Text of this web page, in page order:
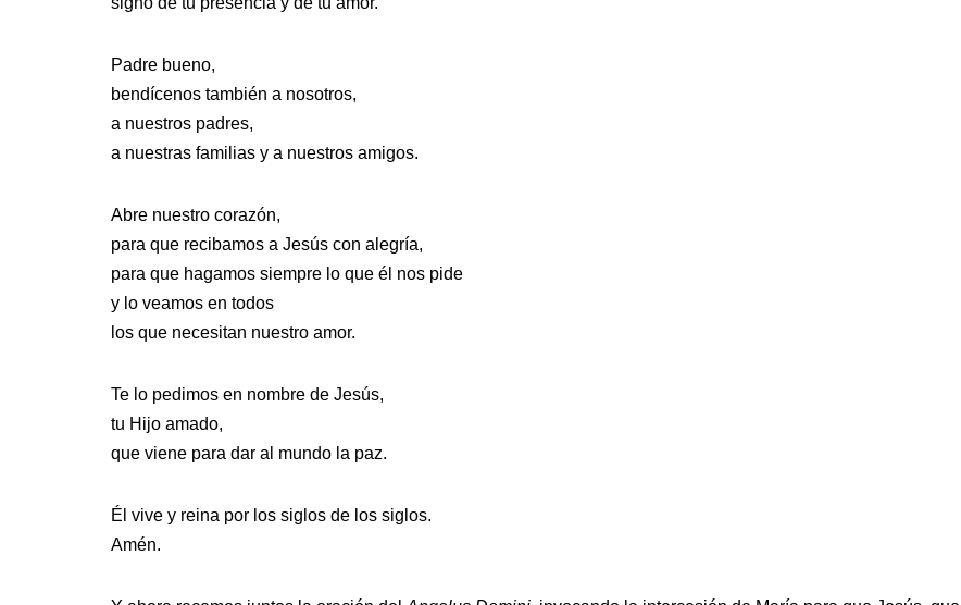
Padre bueno,
bendícenos también a nosotros,
a nuestros padres,
a nuestras familias y a nuestros amigos.
Abre nuestro corazón,
para que recibamos a Jesús con alegría,
para que hagamos siempre lo que él nos pide
y lo veamos en todos
los que necesitan nuestro amor.
Te lo pedimos en nombre de Jesús,
tu Hijo amado,
que viene para dar al mundo la paz.
Él vive y reina por los siglos de los siglos.
Amén.